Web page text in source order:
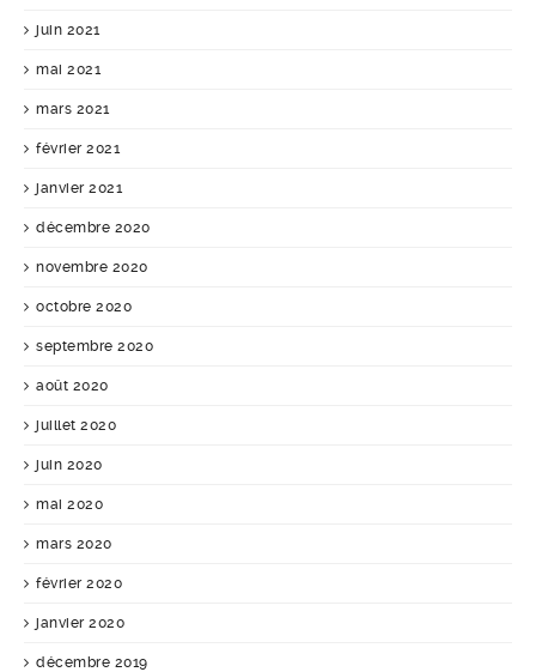
juin 2021
mai 2021
mars 2021
février 2021
janvier 2021
décembre 2020
novembre 2020
octobre 2020
septembre 2020
août 2020
juillet 2020
juin 2020
mai 2020
mars 2020
février 2020
janvier 2020
décembre 2019